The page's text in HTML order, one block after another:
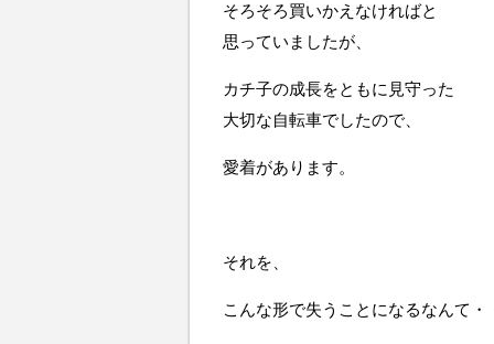
そろそろ買いかえなければと
思っていましたが、
カチ子の成長をともに見守った
大切な自転車でしたので、
愛着があります。
それを、
こんな形で失うことになるなんて・